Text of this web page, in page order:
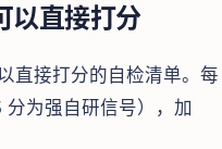
以直接打分
直接打分的自检清单。每
为强自研信号），加